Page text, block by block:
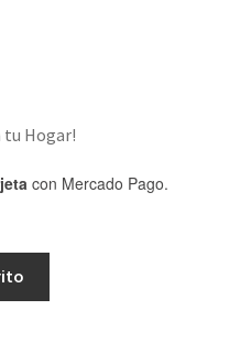
Hogar!
con Mercado Pago.